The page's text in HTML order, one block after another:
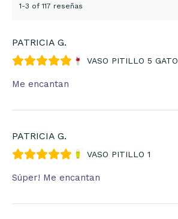
1-3 of 117 reseñas
PATRICIA G.
VASO PITILLO 5 GATO
Me encantan
PATRICIA G.
VASO PITILLO 1
Súper! Me encantan